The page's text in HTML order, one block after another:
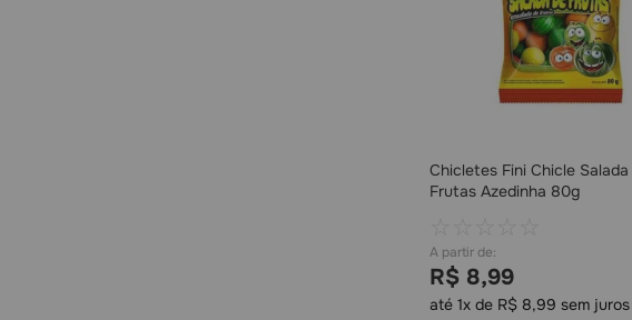
Chicletes Fini Chicle
Frutas Azedinha 80g
R$ 8,99
até 1x de R$ 8,99 sem juros